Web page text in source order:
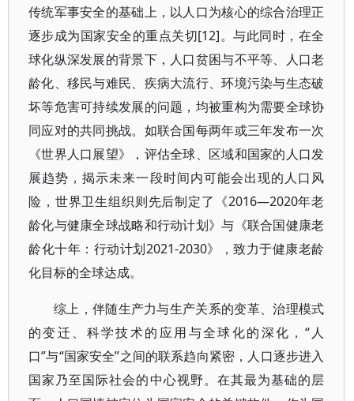
传统军事安全的基础上，以人口为核心的综合治理正
逐步成为国家安全的重点关切[12]。与此同时，在全
球化纵深发展的背景下，人口贫困与不平等、人口老
龄化、移民与难民、疾病大流行、环境污染与生态破
坏等危害可持续发展的问题，均被重构为需要全球协
同应对的共同挑战。如联合国每两年或三年发布一次
《世界人口展望》，评估全球、区域和国家的人口发
展趋势，揭示未来一段时间内可能会出现的人口风
险，世界卫生组织则先后制定了《2016—2020年老
龄化与健康全球战略和行动计划》与《联合国健康老
龄化十年：行动计划2021-2030》，致力于健康老龄
化目标的全球达成。
综上，伴随生产力与生产关系的变革、治理模式
的变迁、科学技术的应用与全球化的深化，“人
口”与“国家安全”之间的联系趋向紧密，人口逐步进入
国家乃至国际社会的中心视野。在其最为基础的层